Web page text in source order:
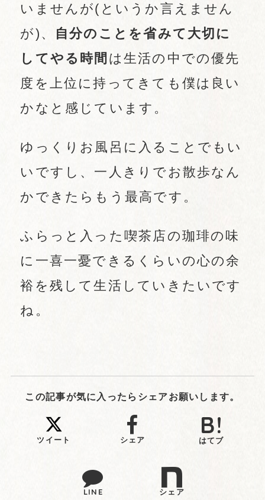
いませんが(というか言えません
が)、
自分のことを省みて大切に
してやる時間 は生活の中での優先
度を上位に持ってきても僕は良い
かなと感じています。
ゆっくりお風呂に入ることでもい
いですし、一人きりでお散歩なん
かできたらもう最高です。
ふらっと入った喫茶店の珈琲の味
に一喜一憂できるくらいの心の余
裕を残して生活していきたいです
ね。
この記事が気に入ったらシェアお願いします。
ツイート シェア はてブ
LINE シェア